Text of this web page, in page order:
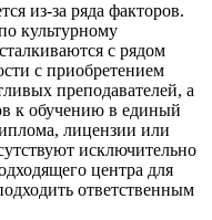
из-за ряда факторов.
культурному
с рядом
с приобретением
преподавателей, а
к обучению в единый
лицензии или
исключительно
центра для
ответственным